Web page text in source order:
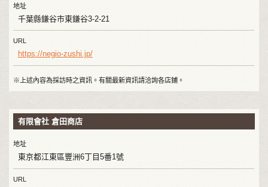
地址
千葉縣鎌谷市東鎌谷3-2-21
URL
https://negio-zushi.jp/
※上述內容為採訪時之資訊。有關最新資訊請洽詢各店鋪。
有限會社 倉田商店
地址
東京都江東區豐洲6丁目5番1號
URL